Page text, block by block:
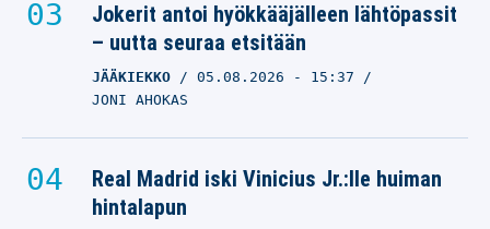
Jokerit antoi hyökkääjälleen lähtöpassit
– uutta seuraa etsitään
JÄÄKIEKKO 05.08.2026 - 15:37
JONI AHOKAS
Real Madrid iski Vinicius Jr.:lle huiman
hintalapun